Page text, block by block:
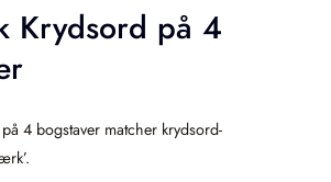
Krydsord på 4
4 bogstaver matcher krydsord-